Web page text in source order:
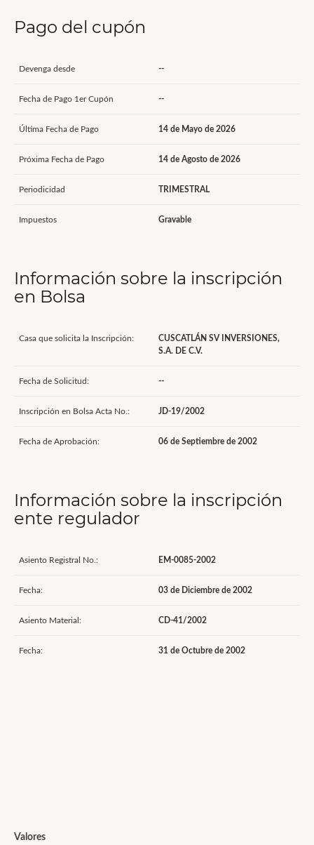
Pago del cupón
Devenga desde --
Fecha de Pago 1er Cupón --
Última Fecha de Pago 14 de Mayo de 2026
Próxima Fecha de Pago 14 de Agosto de 2026
Periodicidad TRIMESTRAL
Impuestos Gravable
Información sobre la inscripción
en Bolsa
Casa que solicita la Inscripción:
CUSCATLÁN SV INVERSIONES,
S.A. DE C.V.
Fecha de Solicitud: --
Inscripción en Bolsa Acta No.: JD-19/2002
Fecha de Aprobación: 06 de Septiembre de 2002
Información sobre la inscripción
ente regulador
Asiento Registral No.: EM-0085-2002
Fecha: 03 de Diciembre de 2002
Asiento Material: CD-41/2002
Fecha: 31 de Octubre de 2002
Valores